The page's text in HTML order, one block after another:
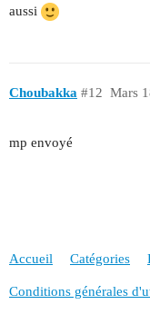
aussi
Choubakka Mars
#12
mp envoyé
Accueil Catégories
Conditions générales